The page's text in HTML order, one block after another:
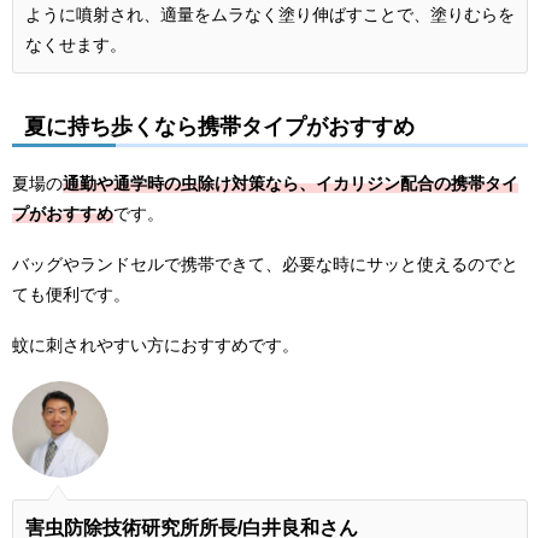
ように噴射され、適量をムラなく塗り伸ばすことで、塗りむらを
なくせます。
夏に持ち歩くなら携帯タイプがおすすめ
夏場の通勤や通学時の虫除け対策なら、イカリジン配合の携帯タイ
プがおすすめです。
バッグやランドセルで携帯できて、必要な時にサッと使えるのでと
ても便利です。
蚊に刺されやすい方におすすめです。
害虫防除技術研究所所長/白井良和さん